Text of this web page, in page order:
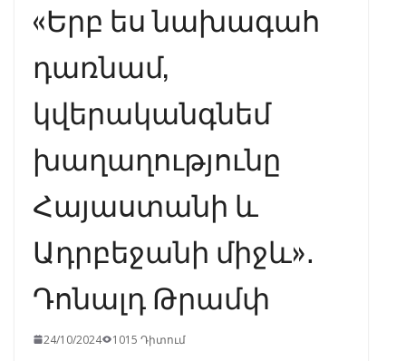
«Երբ ես նախագահ
դառնամ,
կվերականգնեմ
խաղաղությունը
Հայաստանի և
Ադրբեջանի միջև»․
Դոնալդ Թրամփ
24/10/2024 1015 Դիտում